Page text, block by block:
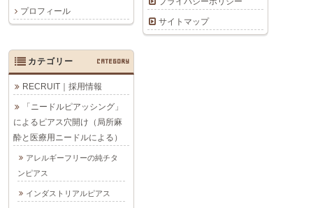
プロフィール
サイトマップ
カテゴリー CATEGORY
RECRUIT｜採用情報
「ニードルピアッシング」
によるピアス穴開け（局所麻
酔と医療用ニードルによる）
アレルギーフリーの純チタ
ンピアス
インダストリアルピアス